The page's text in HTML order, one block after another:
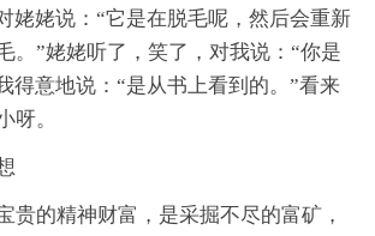
姥姥说：“它是在脱毛呢，然后会重新
。”姥姥听了，笑了，对我说：“你是
得意地说：“是从书上看到的。”看来
呀。
贵的精神财富，是采掘不尽的富矿，